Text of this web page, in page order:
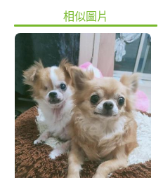
相似圖片